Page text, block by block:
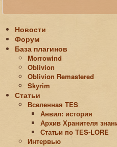
Новости
Форум
База плагинов
Morrowind
Oblivion
Oblivion Remastered
Skyrim
Статьи
Вселенная TES
Анвил: история
Архив Хранителя
Статьи по ТЕS-LORE
Интервью